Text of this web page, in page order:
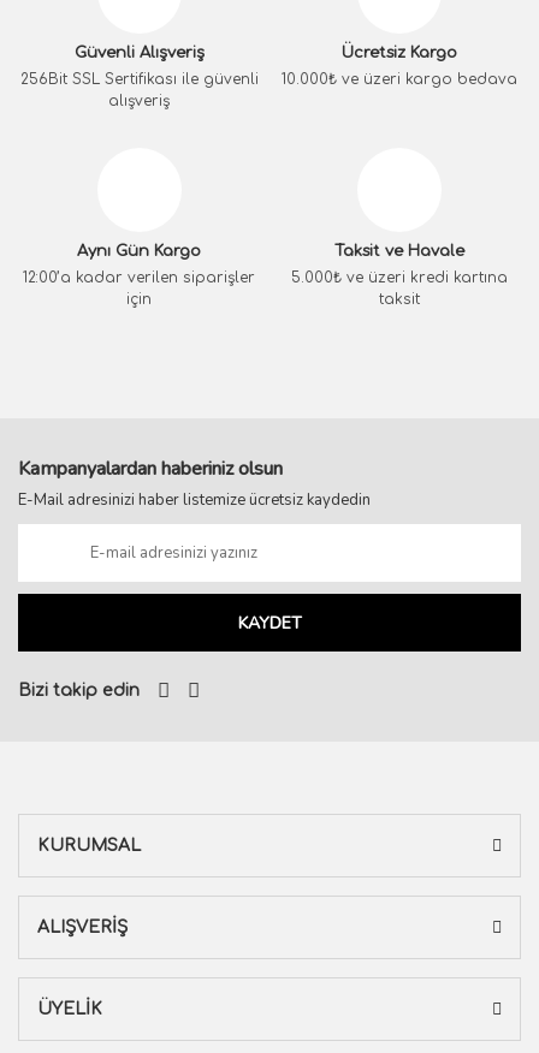
Güvenli Alışveriş
256Bit SSL Sertifikası ile güvenli
alışveriş
Ücretsiz Kargo
10.000₺ ve üzeri kargo bedava
Aynı Gün Kargo
12:00’a kadar verilen siparişler
için
Taksit ve Havale
5.000₺ ve üzeri kredi kartına
taksit
Kampanyalardan haberiniz olsun
E-Mail adresinizi haber listemize ücretsiz kaydedin
KAYDET
Bizi takip edin
KURUMSAL
ALIŞVERİŞ
ÜYELİK